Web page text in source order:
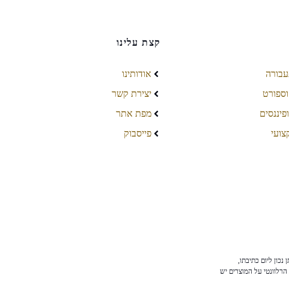
קצת עלינו
אודותינו
יצירת קשר
מפת אתר
פייסבוק
ליום כתיבתו,
על המוצרים יש